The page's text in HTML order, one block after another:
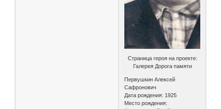
Страница героя на проекте:
Галерея Дорога памяти
Первушкин Алексей
Сафронович
Дата рождения: 1925
Место рождения: